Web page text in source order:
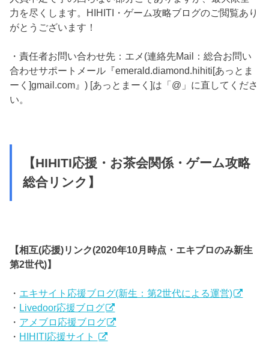
力を尽くします。HIHITI・ゲーム攻略ブログのご閲覧あり
がとうございます！
・責任者お問い合わせ先：エメ(連絡先Mail：総合お問い
合わせサポートメール『emerald.diamond.hihiti[あっとま
ーく]gmail.com』) [あっとまーく]は「@」に直してくださ
い。
【HIHITI応援・お茶会関係・ゲーム攻略
総合リンク】
【相互(応援)リンク(2020年10月時点・エキブロのみ新生
第2世代)】
・ エキサイト応援ブログ(新生：第2世代による運営)
・ Livedoor応援ブログ
・ アメブロ応援ブログ
・ HIHITI応援サイト